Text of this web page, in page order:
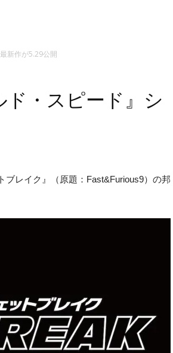
新作が5.29公開
・スピード』シ
レイク』（原題：Fast&Furious9）の邦